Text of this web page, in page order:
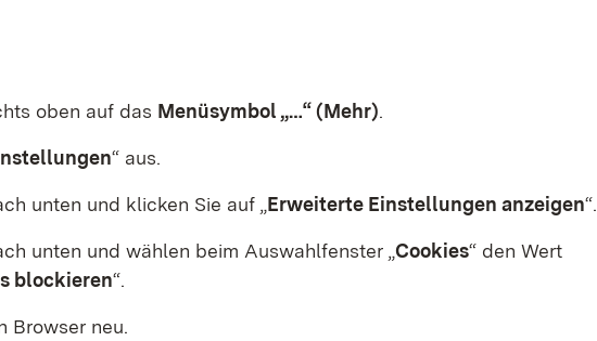
oben auf das Menüsymbol „…“ (Mehr).
“ aus.
unten und klicken Sie auf „Erweiterte Einstellungen anzeigen“.
unten und wählen beim Auswahlfenster „Cookies“ den Wert
blockieren“.
Browser neu.